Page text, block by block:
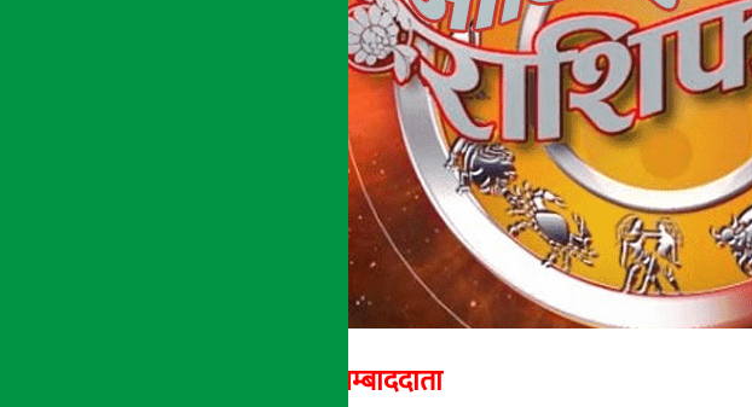
अर्थ सरोकार सम्बाददाता